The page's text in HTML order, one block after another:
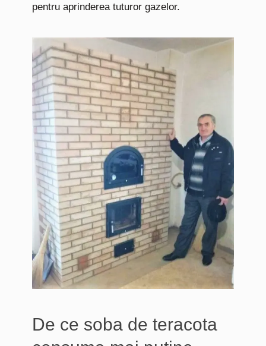
pentru aprinderea tuturor gazelor.
De ce soba de teracota